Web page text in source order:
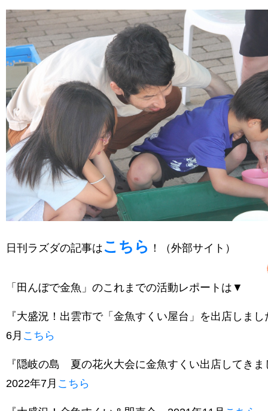
日刊ラズダの記事は こちら ！（外部サイト）
「田んぼで金魚」のこれまでの活動レポートは▼
『大盛況！出雲市で「金魚すくい屋台」を出店しま
6月 こちら
『隠岐の島 夏の花火大会に金魚すくい出店してきま
2022年7月 こちら